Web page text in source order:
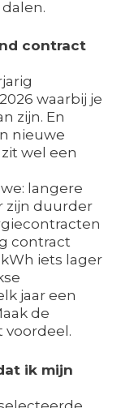
contract
waarbij je
zijn. En
nieuwe
wel een
langere
zijn duurder
contract
iets lager
jaar een
de
voordeel.
ik mijn